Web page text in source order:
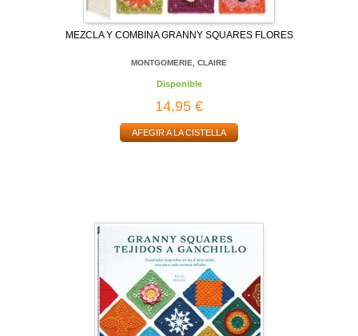
MEZCLA Y COMBINA GRANNY SQUARES FLORES
MONTGOMERIE, CLAIRE
Disponible
14,95 €
AFEGIR A LA CISTELLA